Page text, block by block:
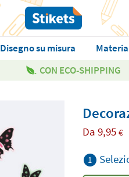
Disegno su misura
CON ECO-SHIPPING
Da 9,95 €
1